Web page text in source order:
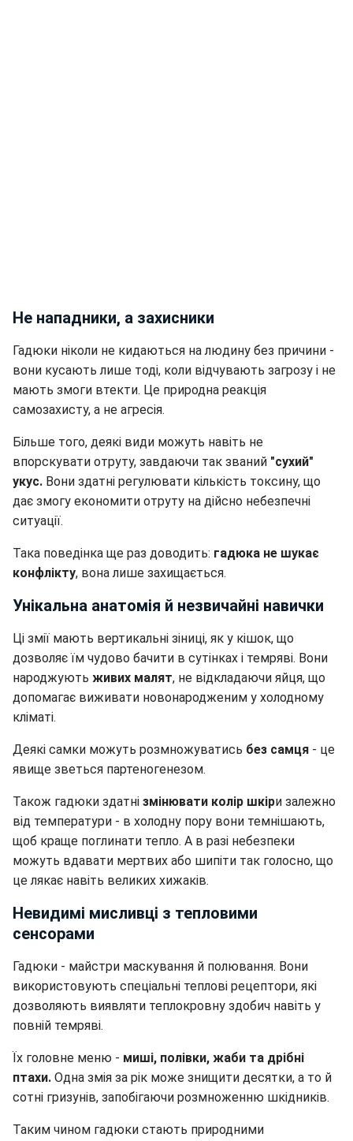
Не нападники, а захисники
Гадюки ніколи не кидаються на людину без причини -
вони кусають лише тоді, коли відчувають загрозу і не
мають змоги втекти. Це природна реакція
самозахисту, а не агресія.
Більше того, деякі види можуть навіть не
впорскувати отруту, завдаючи так званий "сухий"
укус. Вони здатні регулювати кількість токсину, що
дає змогу економити отруту на дійсно небезпечні
ситуації.
Така поведінка ще раз доводить: гадюка не шукає
конфлікту, вона лише захищається.
Унікальна анатомія й незвичайні навички
Ці змії мають вертикальні зіниці, як у кішок, що
дозволяє їм чудово бачити в сутінках і темряві. Вони
народжують живих малят, не відкладаючи яйця, що
допомагає виживати новонародженим у холодному
кліматі.
Деякі самки можуть розмножуватись без самця - це
явище зветься партеногенезом.
Також гадюки здатні змінювати колір шкіри залежно
від температури - в холодну пору вони темнішають,
щоб краще поглинати тепло. А в разі небезпеки
можуть вдавати мертвих або шипіти так голосно, що
це лякає навіть великих хижаків.
Невидимі мисливці з тепловими
сенсорами
Гадюки - майстри маскування й полювання. Вони
використовують спеціальні теплові рецептори, які
дозволяють виявляти теплокровну здобич навіть у
повній темряві.
Їх головне меню - миші, полівки, жаби та дрібні
птахи. Одна змія за рік може знищити десятки, а то й
сотні гризунів, запобігаючи розмноженню шкідників.
Таким чином гадюки стають природними